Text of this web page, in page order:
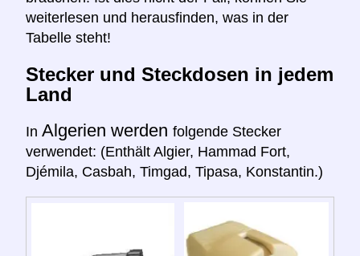
weiterlesen und herausfinden, was in der
Tabelle steht!
Stecker und Steckdosen in jedem
Land
In Algerien werden folgende Stecker
verwendet: (Enthält Algier, Hammad Fort,
Djémila, Casbah, Timgad, Tipasa, Konstantin.)